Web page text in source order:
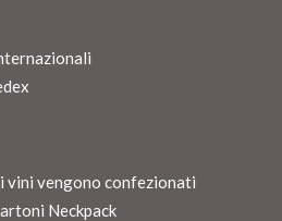
vini vengono confezionati
Neckpack